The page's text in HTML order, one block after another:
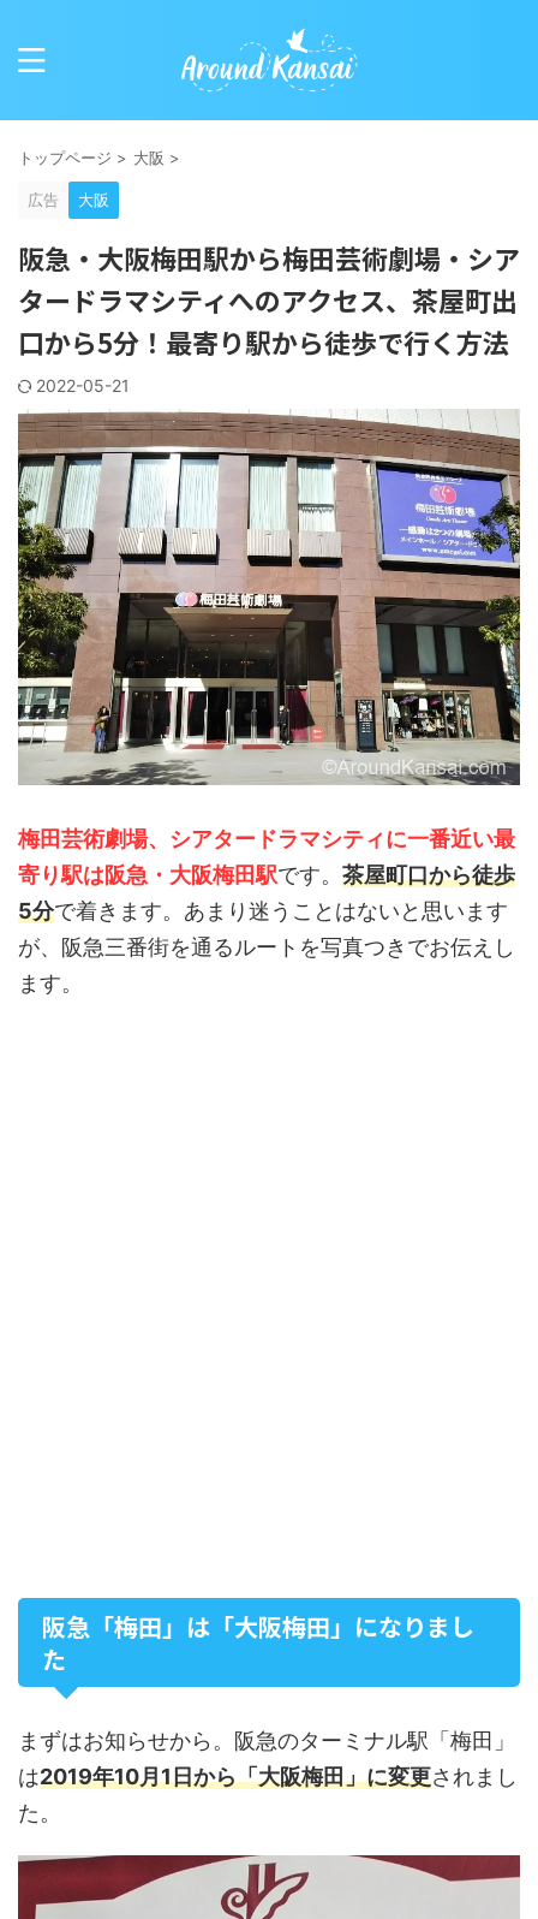
トップページ > 大阪 >
広告 大阪
阪急・大阪梅田駅から梅田芸術劇場・シア
タードラマシティへのアクセス、茶屋町出
口から5分！最寄り駅から徒歩で行く方法
2022-05-21
梅田芸術劇場、シアタードラマシティに一番近い最
寄り駅は阪急・大阪梅田駅です。 茶屋町口から徒歩
5分で着きます。あまり迷うことはないと思います
が、阪急三番街を通るルートを写真つきでお伝えし
ます。
阪急「梅田」は「大阪梅田」になりまし
た
まずはお知らせから。阪急のターミナル駅「梅田」
は2019年10月1日から「大阪梅田」に変更されまし
た。